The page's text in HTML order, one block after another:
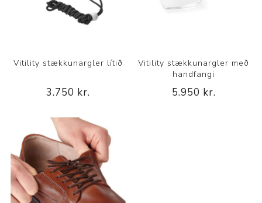
Vitility stækkunargler lítið
3.750 kr.
Vitility stækkunargler með
handfangi
5.950 kr.